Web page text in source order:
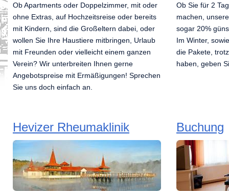
Ob Apartments oder Doppelzimmer, mit oder
ohne Extras, auf Hochzeitsreise oder bereits
mit Kindern, sind die Großeltern dabei, oder
wollen Sie Ihre Haustiere mitbringen, Urlaub
mit Freunden oder vielleicht einem ganzen
Verein? Wir unterbreiten Ihnen gerne
Angebotspreise mit Ermäßigungen! Sprechen
Sie uns doch einfach an.
Ob Sie für 2
machen,
sogar 20%
Im Winter,
die Pakete,
haben, geben
Hevizer Rheumaklinik Buchung